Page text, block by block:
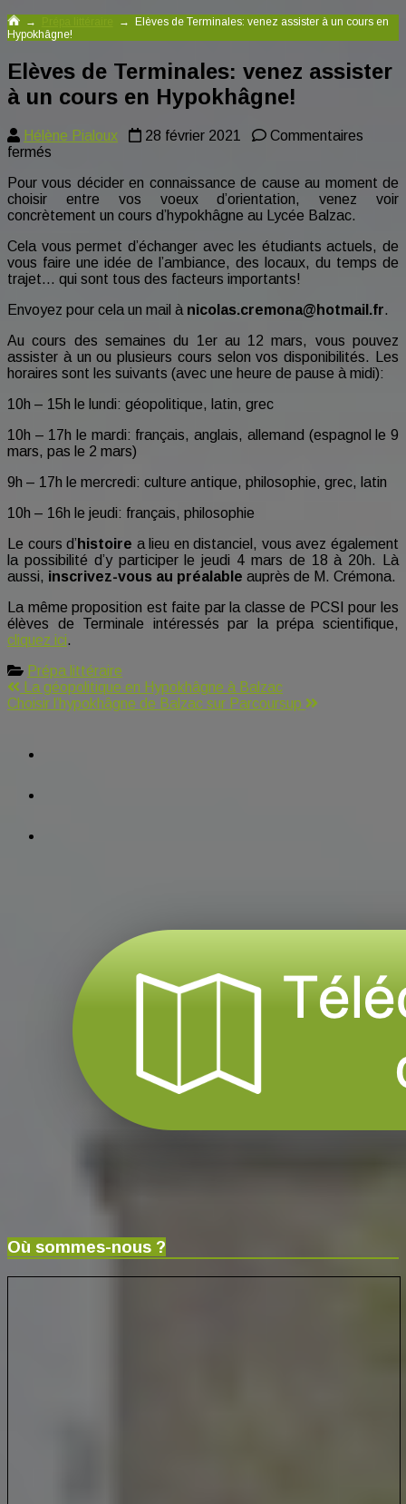
→ → Elèves de Terminales: venez assister à un cours en
Hypokhâgne!
Elèves de Terminales: venez assister
à un cours en Hypokhâgne!
Hélène Pialoux 28 février 2021
Commentaires
fermés
de
Terminales:
venez
à
un
cours
Hypokhâgne!
Pour vous décider en connaissance de cause au moment de
choisir entre vos voeux d’orientation, venez voir
concrètement un cours d’hypokhâgne au Lycée Balzac.
Cela vous permet d’échanger avec les étudiants actuels, de
vous faire une idée de l’ambiance, des locaux, du temps de
trajet… qui sont tous des facteurs importants!
Envoyez pour cela un mail à nicolas.cremona@hotmail.fr.
Au cours des semaines du 1er au 12 mars, vous pouvez
assister à un ou plusieurs cours selon vos disponibilités. Les
horaires sont les suivants (avec une heure de pause à midi):
10h – 15h le lundi: géopolitique, latin, grec
10h – 17h le mardi: français, anglais, allemand (espagnol le 9
mars, pas le 2 mars)
9h – 17h le mercredi: culture antique, philosophie, grec, latin
10h – 16h le jeudi: français, philosophie
Le cours d’ histoire a lieu en distanciel, vous avez également
la possibilité d’y participer le jeudi 4 mars de 18 à 20h. Là
aussi, inscrivez-vous au préalable auprès de M. Crémona.
La même proposition est faite par la classe de PCSI pour les
élèves de Terminale intéressés par la prépa scientifique,
cliquez ici.
Prépa littéraire
Navigation
de
La géopolitique en Hypokhâgne à Balzac
Choisir l’hypokhâgne de Balzac sur Parcoursup
Où sommes-nous ?